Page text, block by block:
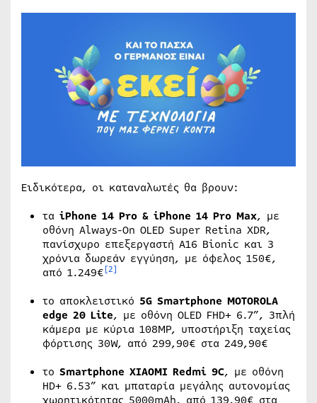
Ειδικότερα, οι καταναλωτές θα βρουν:
τα iPhone 14 Pro & iPhone 14 Pro Max, με
οθόνη Always-On OLED Super Retina XDR,
πανίσχυρο επεξεργαστή A16 Bionic και 3
χρόνια δωρεάν εγγύηση, με όφελος 150€,
από 1.249€[2]
το αποκλειστικό 5G Smartphone MOTOROLA
edge 20 Lite, με οθόνη OLED FHD+ 6.7”, 3πλή
κάμερα με κύρια 108MP, υποστήριξη ταχείας
φόρτισης 30W, από 299,90€ στα 249,90€
το Smartphone XIAOMI Redmi 9C, με οθόνη
HD+ 6.53” και μπαταρία μεγάλης αυτονομίας